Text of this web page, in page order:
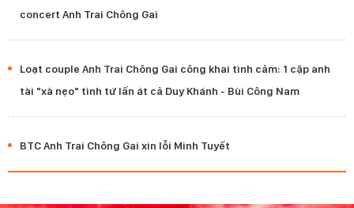
concert Anh Trai Chông Gai
Loạt couple Anh Trai Chông Gai công khai tình cảm: 1 cặp anh
tài "xà nẹo" tình tứ lấn át cả Duy Khánh - Bùi Công Nam
BTC Anh Trai Chông Gai xin lỗi Minh Tuyết